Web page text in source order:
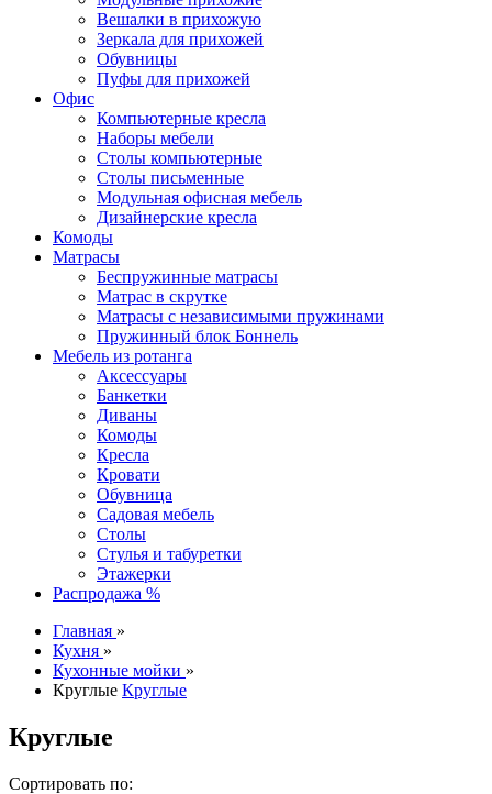
Вешалки в прихожую
Зеркала для прихожей
Обувницы
Пуфы для прихожей
Офис
Компьютерные кресла
Наборы мебели
Столы компьютерные
Столы письменные
Модульная офисная мебель
Дизайнерские кресла
Комоды
Матрасы
Беспружинные матрасы
Матрас в скрутке
Матрасы с независимыми пружинами
Пружинный блок Боннель
Мебель из ротанга
Аксессуары
Банкетки
Диваны
Комоды
Кресла
Кровати
Обувница
Садовая мебель
Столы
Стулья и табуретки
Этажерки
Распродажа %
Главная »
Кухня »
Кухонные мойки »
Круглые Круглые
Круглые
Сортировать по: